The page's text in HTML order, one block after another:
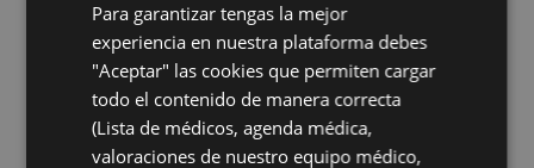
Explora nuestros productos
relacionados
Para garantizar tengas la mejor
experiencia en nuestra plataforma debes
"Aceptar" las cookies que permiten cargar
todo el contenido de manera correcta
(Lista de médicos, agenda médica,
valoraciones de nuestro equipo médico,